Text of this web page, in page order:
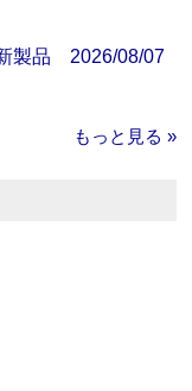
製品 2026/08/07
もっと見る »